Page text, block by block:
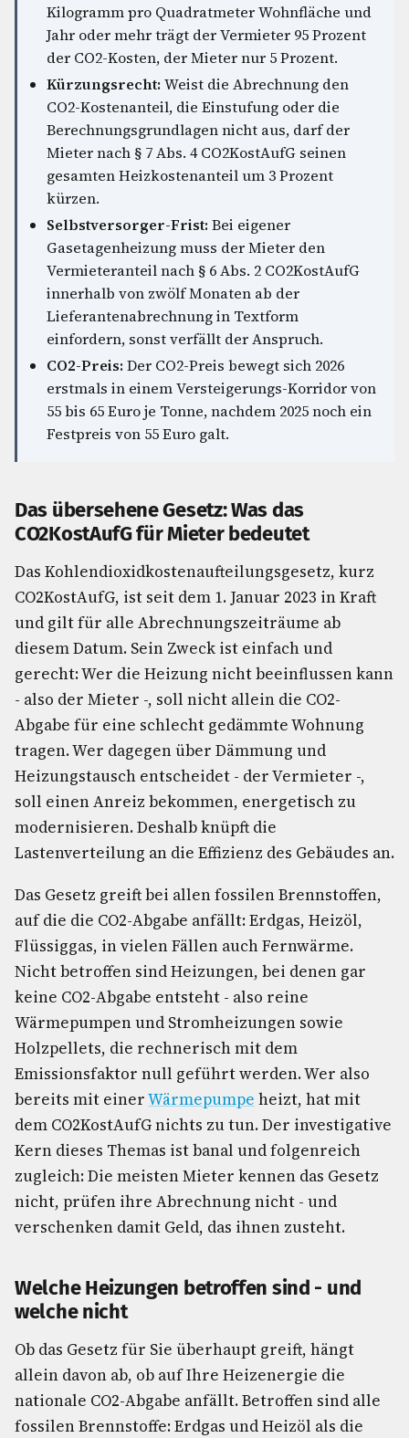
Kilogramm pro Quadratmeter Wohnfläche und
Jahr oder mehr trägt der Vermieter 95 Prozent
der CO2-Kosten, der Mieter nur 5 Prozent.
Kürzungsrecht: Weist die Abrechnung den
CO2-Kostenanteil, die Einstufung oder die
Berechnungsgrundlagen nicht aus, darf der
Mieter nach § 7 Abs. 4 CO2KostAufG seinen
gesamten Heizkostenanteil um 3 Prozent
kürzen.
Selbstversorger-Frist: Bei eigener
Gasetagenheizung muss der Mieter den
Vermieteranteil nach § 6 Abs. 2 CO2KostAufG
innerhalb von zwölf Monaten ab der
Lieferantenabrechnung in Textform
einfordern, sonst verfällt der Anspruch.
CO2-Preis: Der CO2-Preis bewegt sich 2026
erstmals in einem Versteigerungs-Korridor von
55 bis 65 Euro je Tonne, nachdem 2025 noch ein
Festpreis von 55 Euro galt.
Das übersehene Gesetz: Was das
CO2KostAufG für Mieter bedeutet
Das Kohlendioxidkostenaufteilungsgesetz, kurz
CO2KostAufG, ist seit dem 1. Januar 2023 in Kraft
und gilt für alle Abrechnungszeiträume ab
diesem Datum. Sein Zweck ist einfach und
gerecht: Wer die Heizung nicht beeinflussen kann
- also der Mieter -, soll nicht allein die CO2-
Abgabe für eine schlecht gedämmte Wohnung
tragen. Wer dagegen über Dämmung und
Heizungstausch entscheidet - der Vermieter -,
soll einen Anreiz bekommen, energetisch zu
modernisieren. Deshalb knüpft die
Lastenverteilung an die Effizienz des Gebäudes an.
Das Gesetz greift bei allen fossilen Brennstoffen,
auf die die CO2-Abgabe anfällt: Erdgas, Heizöl,
Flüssiggas, in vielen Fällen auch Fernwärme.
Nicht betroffen sind Heizungen, bei denen gar
keine CO2-Abgabe entsteht - also reine
Wärmepumpen und Stromheizungen sowie
Holzpellets, die rechnerisch mit dem
Emissionsfaktor null geführt werden. Wer also
bereits mit einerWärmepumpe heizt, hat mit
dem CO2KostAufG nichts zu tun. Der investigative
Kern dieses Themas ist banal und folgenreich
zugleich: Die meisten Mieter kennen das Gesetz
nicht, prüfen ihre Abrechnung nicht - und
verschenken damit Geld, das ihnen zusteht.
Welche Heizungen betroffen sind - und
welche nicht
Ob das Gesetz für Sie überhaupt greift, hängt
allein davon ab, ob auf Ihre Heizenergie die
nationale CO2-Abgabe anfällt. Betroffen sind alle
fossilen Brennstoffe: Erdgas und Heizöl als die